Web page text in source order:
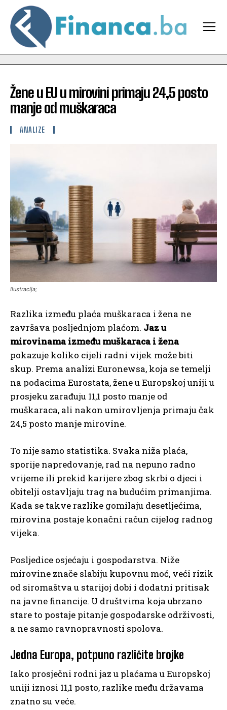
Žene u EU u mirovini primaju 24,5 posto
manje od muškaraca
ANALIZE
Ilustracija;
Razlika između plaća muškaraca i žena ne
završava posljednjom plaćom. Jaz u
mirovinama između muškaraca i žena
pokazuje koliko cijeli radni vijek može biti
skup. Prema analizi Euronewsa, koja se temelji
na podacima Eurostata, žene u Europskoj uniji u
prosjeku zarađuju 11,1 posto manje od
muškaraca, ali nakon umirovljenja primaju čak
24,5 posto manje mirovine.
To nije samo statistika. Svaka niža plaća,
sporije napredovanje, rad na nepuno radno
vrijeme ili prekid karijere zbog skrbi o djeci i
obitelji ostavljaju trag na budućim primanjima.
Kada se takve razlike gomilaju desetljećima,
mirovina postaje konačni račun cijelog radnog
vijeka.
Posljedice osjećaju i gospodarstva. Niže
mirovine znače slabiju kupovnu moć, veći rizik
od siromaštva u starijoj dobi i dodatni pritisak
na javne financije. U društvima koja ubrzano
stare to postaje pitanje gospodarske održivosti,
a ne samo ravnopravnosti spolova.
Jedna Europa, potpuno različite brojke
Iako prosječni rodni jaz u plaćama u Europskoj
uniji iznosi 11,1 posto, razlike među državama
znatno su veće.